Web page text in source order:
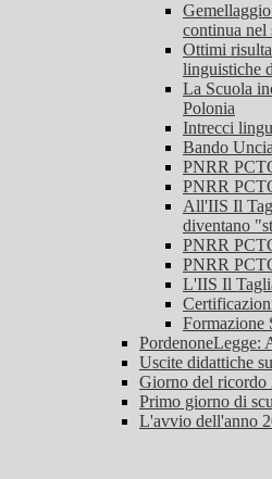
continua nel
Ottimi
linguistiche
La Scuola
Polonia
Intrecci
Bando
PNRR
PNRR
All'IIS Il
diventano
PNRR
PNRR
L'IIS Il
Formazione
PordenoneLegge:
Uscite didattiche
Giorno del ricordo
Primo giorno di
L'avvio dell'anno